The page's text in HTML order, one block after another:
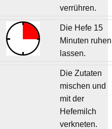
verrühren.
Die Hefe 15
Minuten ruhen
lassen.
Die Zutaten
mischen und
mit der
Hefemilch
verkneten.